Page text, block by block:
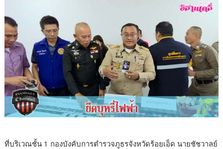
ที่บริเวณชั้น 1 กองบังคับการตำรวจภูธรจังหวัดร้อยเอ็ด นายชัชวาลย์